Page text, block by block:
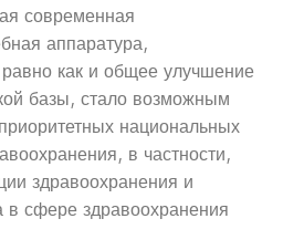
современная
аппаратура,
как и общее улучшение
базы, стало возможным
национальных
в частности,
здравоохранения и
в сфере здравоохранения